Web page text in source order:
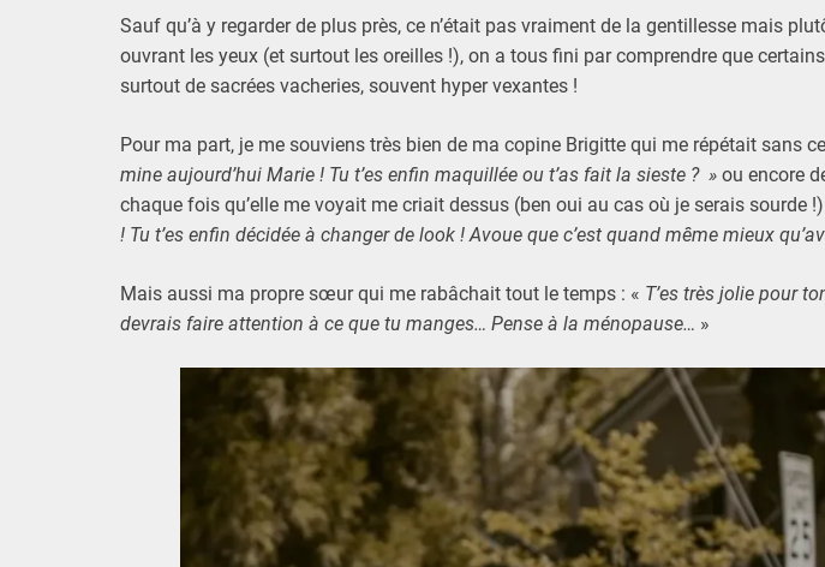
Sauf qu’à y regarder de plus près, ce n’était pas vraiment de la gentillesse mais
ouvrant les yeux (et surtout les oreilles !), on a tous fini par comprendre que
surtout de sacrées vacheries, souvent hyper vexantes !
Pour ma part, je me souviens très bien de ma copine Brigitte qui me répétait sans
mine aujourd’hui Marie ! Tu t’es enfin maquillée ou t’as fait la sieste ? » ou encore
chaque fois qu’elle me voyait me criait dessus (ben oui au cas où je serais sourde !)
! Tu t’es enfin décidée à changer de look ! Avoue que c’est quand même mieux
Mais aussi ma propre sœur qui me rabâchait tout le temps : « T’es très jolie pour
devrais faire attention à ce que tu manges… Pense à la ménopause… »